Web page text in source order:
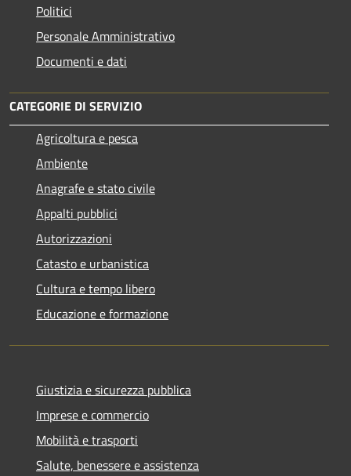
Politici
Personale Amministrativo
Documenti e dati
CATEGORIE DI SERVIZIO
Agricoltura e pesca
Ambiente
Anagrafe e stato civile
Appalti pubblici
Autorizzazioni
Catasto e urbanistica
Cultura e tempo libero
Educazione e formazione
Giustizia e sicurezza pubblica
Imprese e commercio
Mobilità e trasporti
Salute, benessere e assistenza